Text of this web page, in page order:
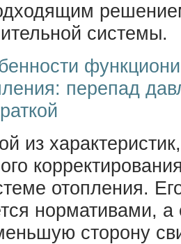
системы.
перепад
из
отопления.
нормативами, а
сторону